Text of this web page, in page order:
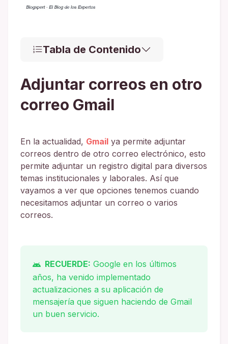
Tabla de Contenido
Adjuntar correos en otro
correo Gmail
En la actualidad, Gmail ya permite adjuntar
correos dentro de otro correo electrónico, esto
permite adjuntar un registro digital para diversos
temas institucionales y laborales. Así que
vayamos a ver que opciones tenemos cuando
necesitamos adjuntar un correo o varios
correos.
RECUERDE: Google en los últimos
años, ha venido implementado
actualizaciones a su aplicación de
mensajería que siguen haciendo de Gmail
un buen servicio.